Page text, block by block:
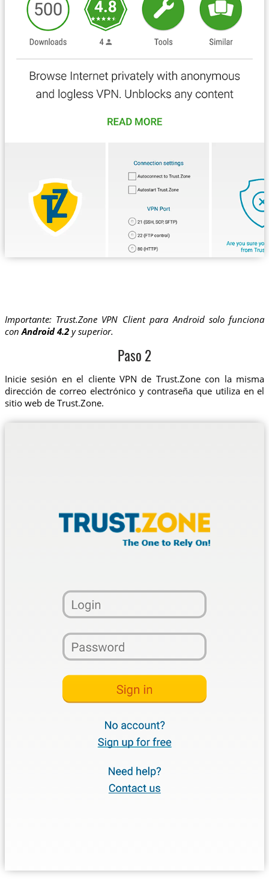
Importante: Trust.Zone VPN Client para Android solo funciona
conAndroid 4.2y superior.
Paso 2
Inicie sesión en el cliente VPN de Trust.Zone con la misma
dirección de correo electrónico y contraseña que utiliza en el
sitio web de Trust.Zone.